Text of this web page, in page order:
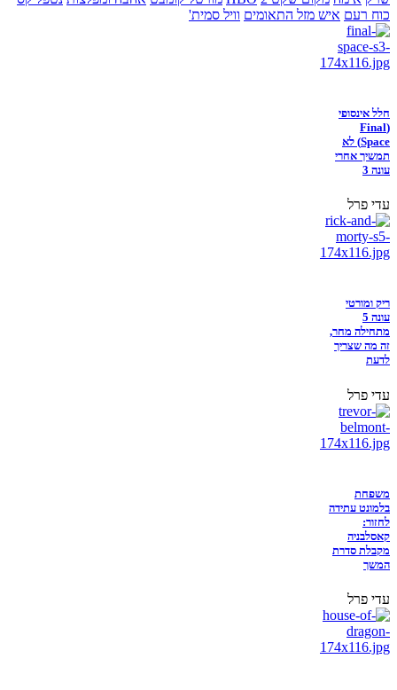
כוח רעם איש מזל התאומים וויל סמית'
חלל אינסופי
(Final
Space) לא
תמשיך אחרי
עונה 3
עדי פרל
ריק ומורטי
עונה 5
מתחילה מחר,
זה מה שצריך
לדעת
עדי פרל
משפחת
בלמונט עתידה
לחזור:
קאסלבניה
מקבלת סדרת
המשך
עדי פרל